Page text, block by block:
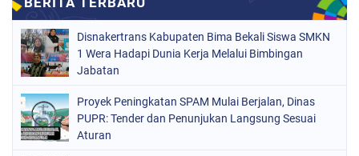
Disnakertrans Kabupaten Bima Bekali Siswa SMKN
1 Wera Hadapi Dunia Kerja Melalui Bimbingan
Jabatan
Proyek Peningkatan SPAM Mulai Berjalan, Dinas
PUPR: Tender dan Penunjukan Langsung Sesuai
Aturan